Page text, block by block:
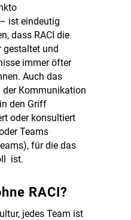
ist eindeutig
dass RACI die
gestaltet und
immer öfter
Auch das
der Kommunikation
den Griff
oder konsultiert
Teams
für die das
ist.
RACI?
jedes Team ist